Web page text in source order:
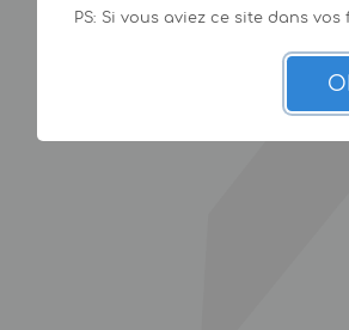
PS: Si vous aviez ce site dans